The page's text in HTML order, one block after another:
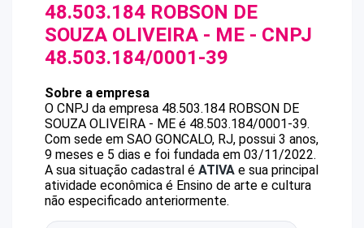
48.503.184 ROBSON DE
SOUZA OLIVEIRA - ME - CNPJ
48.503.184/0001-39
Sobre a empresa
O CNPJ da empresa 48.503.184 ROBSON DE
SOUZA OLIVEIRA - ME é 48.503.184/0001-39.
Com sede em SAO GONCALO, RJ, possui 3 anos,
9 meses e 5 dias e foi fundada em 03/11/2022.
A sua situação cadastral é ATIVA e sua principal
atividade econômica é Ensino de arte e cultura
não especificado anteriormente.